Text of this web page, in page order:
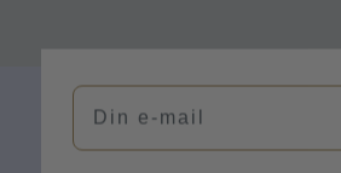
Din e-mail